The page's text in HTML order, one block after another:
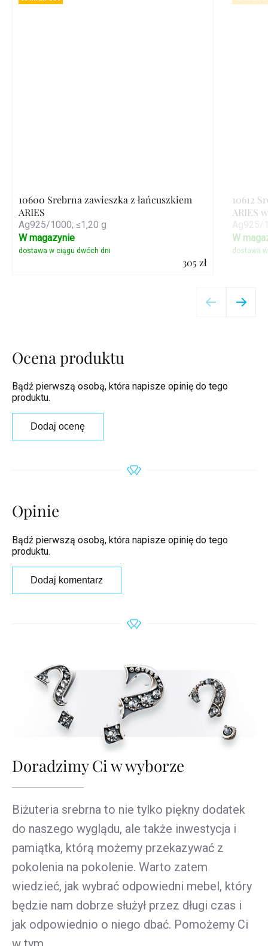
10600 Srebrna zawieszka z łańcuszkiem
ARIES
Ag925/1000; ≤1,20 g
305 zł
W magazynie
10612
ARIES
W
Ocena produktu
Bądź pierwszą osobą, która napisze opinię do tego
produktu.
Dodaj ocenę
Opinie
Bądź pierwszą osobą, która napisze opinię do tego
produktu.
Dodaj komentarz
Doradzimy Ci w wyborze
Biżuteria srebrna to nie tylko piękny dodatek
do naszego wyglądu, ale także inwestycja i
pamiątka, którą możemy przekazywać z
pokolenia na pokolenie. Warto zatem
wiedzieć, jak wybrać odpowiedni mebel, który
będzie nam dobrze służył przez długi czas i
jak odpowiednio o niego dbać. Pomożemy Ci